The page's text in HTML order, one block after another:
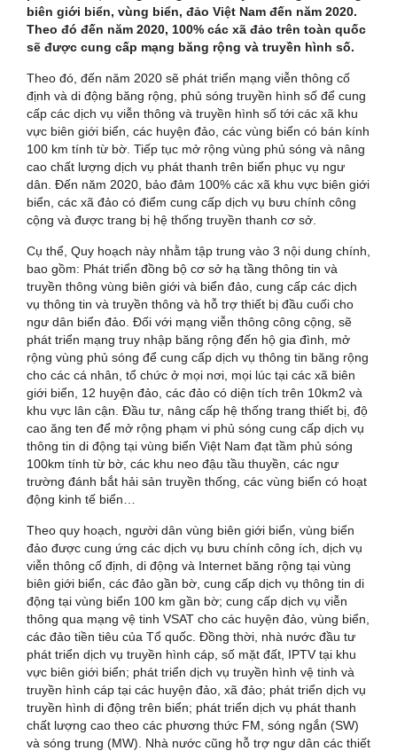
biên giới biển, vùng biển, đảo Việt Nam đến năm 2020.
Theo đó đến năm 2020, 100% các xã đảo trên toàn quốc
sẽ được cung cấp mạng băng rộng và truyền hình số.
Theo đó, đến năm 2020 sẽ phát triển mạng viễn thông cố
định và di động băng rộng, phủ sóng truyền hình số để cung
cấp các dịch vụ viễn thông và truyền hình số tới các xã khu
vực biên giới biển, các huyện đảo, các vùng biển có bán kính
100 km tính từ bờ. Tiếp tục mở rộng vùng phủ sóng và nâng
cao chất lượng dịch vụ phát thanh trên biển phục vụ ngư
dân. Đến năm 2020, bảo đảm 100% các xã khu vực biên giới
biển, các xã đảo có điểm cung cấp dịch vụ bưu chính công
cộng và được trang bị hệ thống truyền thanh cơ sở.
Cụ thể, Quy hoạch này nhằm tập trung vào 3 nội dung chính,
bao gồm: Phát triển đồng bộ cơ sở hạ tầng thông tin và
truyền thông vùng biên giới và biển đảo, cung cấp các dịch
vụ thông tin và truyền thông và hỗ trợ thiết bị đầu cuối cho
ngư dân biển đảo. Đối với mạng viễn thông công cộng, sẽ
phát triển mạng truy nhập băng rộng đến hộ gia đình, mở
rộng vùng phủ sóng để cung cấp dịch vụ thông tin băng rộng
cho các cá nhân, tổ chức ở mọi nơi, mọi lúc tại các xã biên
giới biển, 12 huyện đảo, các đảo có diện tích trên 10km2 và
khu vực lân cận. Đầu tư, nâng cấp hệ thống trang thiết bị, độ
cao ăng ten để mở rộng phạm vi phủ sóng cung cấp dịch vụ
thông tin di động tại vùng biển Việt Nam đạt tầm phủ sóng
100km tính từ bờ, các khu neo đậu tầu thuyền, các ngư
trường đánh bắt hải sản truyền thống, các vùng biển có hoạt
động kinh tế biển…
Theo quy hoạch, người dân vùng biên giới biển, vùng biển
đảo được cung ứng các dịch vụ bưu chính công ích, dịch vụ
viễn thông cố định, di động và Internet băng rộng tại vùng
biên giới biển, các đảo gần bờ, cung cấp dịch vụ thông tin di
động tại vùng biển 100 km gần bờ; cung cấp dịch vụ viễn
thông qua mạng vệ tinh VSAT cho các huyện đảo, vùng biển,
các đảo tiền tiêu của Tổ quốc. Đồng thời, nhà nước đầu tư
phát triển dịch vụ truyền hình cáp, số mặt đất, IPTV tại khu
vực biên giới biển; phát triển dịch vụ truyền hình vệ tinh và
truyền hình cáp tại các huyện đảo, xã đảo; phát triển dịch vụ
truyền hình di động trên biển; phát triển dịch vụ phát thanh
chất lượng cao theo các phương thức FM, sóng ngắn (SW)
và sóng trung (MW). Nhà nước cũng hỗ trợ ngư dân các thiết